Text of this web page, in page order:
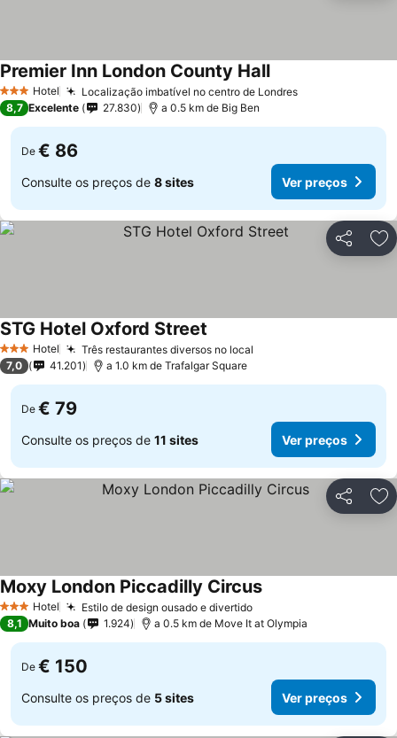
3 EstrelasHotel Localização imbatível no centro de Londres
Premier Inn London County Hall
8,7 Excelente 27.830 a 0.5 km de Big Ben
De € 86
Consulte os preços de 8 sites Ver preços
Partilhar
3 EstrelasHotel Três restaurantes diversos no local
STG Hotel Oxford Street
7,0 41.201 a 1.0 km de Trafalgar Square
De € 79
Consulte os preços de 11 sites Ver preços
Partilhar
3 EstrelasHotel Estilo de design ousado e divertido
Moxy London Piccadilly Circus
8,1 Muito boa 1.924 a 0.5 km de Move It at Olympia
De € 150
Consulte os preços de 5 sites Ver preços